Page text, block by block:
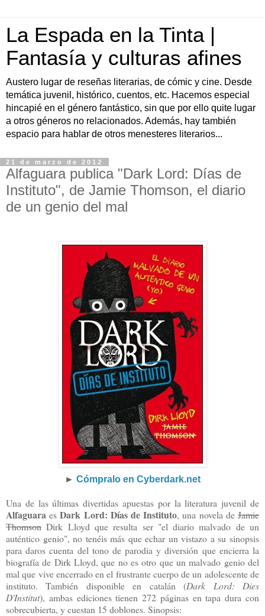
La Espada en la Tinta |
Fantasía y culturas afines
Austero lugar de reseñas literarias, de cómic y cine. Desde
temática juvenil, histórico, cuentos, etc. Hacemos especial
hincapié en el género fantástico, sin que por ello quite lugar
a otros géneros no relacionados. Además, hay también
espacio para hablar de otros menesteres literarios...
21 de marzo de 2012
Alfaguara publica "Dark Lord: Días de
Instituto", de Jamie Thomson, el diario
de un genio del mal
► Cómpralo en Cyberdark.net
Una de las últimas divertidas apuestas por la literatura juvenil de
Alfaguara esDark Lord: Días de Instituto, una novela deJamie
Thomson Dirk Lloyd que resulta ser "el diario malvado de un
auténtico genio", no tenéis más que echar un vistazo a su sinopsis
para daros cuenta del tono de parodia y diversión que encierra la
biografía de Dirk Lloyd, que no es otro que un malvado genio del
mal que vive encerrado en el frustrante cuerpo de un adolescente de
instituto. También disponible en catalán (Dark Lord: Dies
D'Institut), ambas ediciones tienen 272 páginas en tapa dura con
sobrecubierta, y cuestan 15 doblones. Sinopsis: